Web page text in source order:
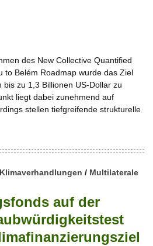
des New Collective Quantified
to Belém Roadmap wurde das Ziel
zu 1,3 Billionen US-Dollar zu
liegt dabei zunehmend auf
stellen tiefgreifende strukturelle
/ Multilaterale
auf der